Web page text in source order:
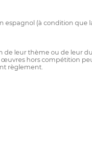
(à condition
de leur thème ou de leur
œuvres hors compétition
règlement.